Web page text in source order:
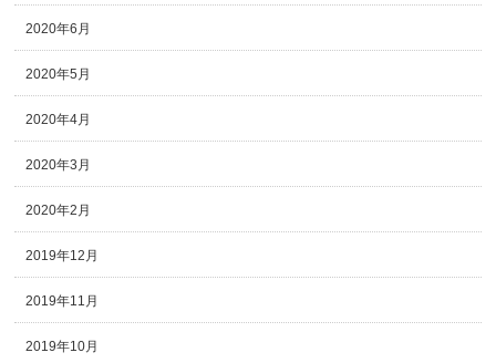
2020年6月
2020年5月
2020年4月
2020年3月
2020年2月
2019年12月
2019年11月
2019年10月